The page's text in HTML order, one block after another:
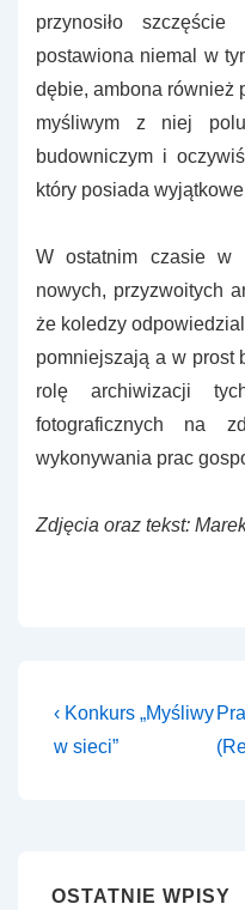
przynosiło
postawiona niemal w
dębie, ambona również
myśliwym z niej
budowniczym i
który posiada
W ostatnim czasie w
nowych, przyzwoitych
że koledzy
pomniejszają a w prost
rolę archiwizacji
fotograficznych na
wykonywania prac
Zdjęcia oraz tekst:
Nawigacja
wpisu
Previous
Post
‹ Konkurs „Myśliwy
w sieci”
OSTATNIE WPISY